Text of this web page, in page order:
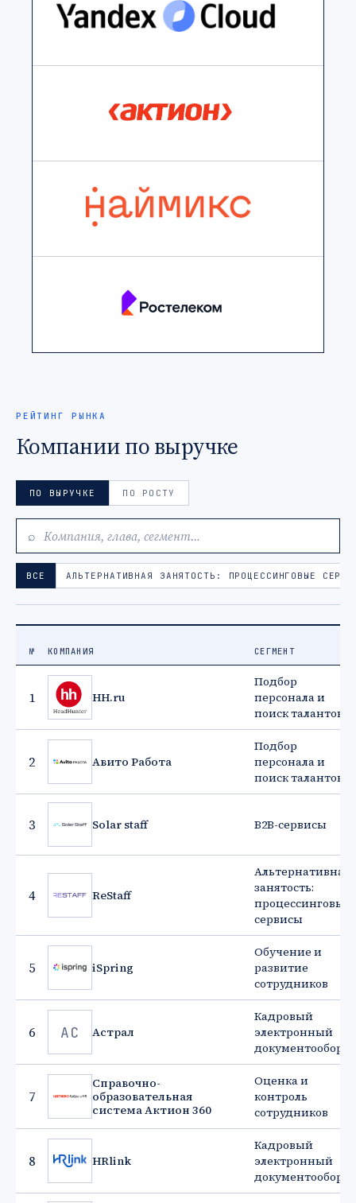
РЕЙТИНГ РЫНКА
Компании по выручке
ПО ВЫРУЧКЕ ПО РОСТУ
⌕
ВСЕ АЛЬТЕРНАТИВНАЯ ЗАНЯТОСТЬ: ПРОЦЕССИНГОВЫЕ
№ КОМПАНИЯ СЕГМЕНТ
1 HH.ru
Подбор
персонала и
поиск талантов
2 Авито Работа
Подбор
персонала и
поиск талантов
3 Solar staff B2B-сервисы
4 ReStaff
Альтернативная
занятость:
процессинговые
сервисы
5 iSpring
Обучение и
развитие
сотрудников
6 АС Астрал
Кадровый
электронный
документооборот
7
Справочно-
образовательная
система Актион 360
Оценка и
контроль
сотрудников
8 HRlink
Кадровый
электронный
документооборот